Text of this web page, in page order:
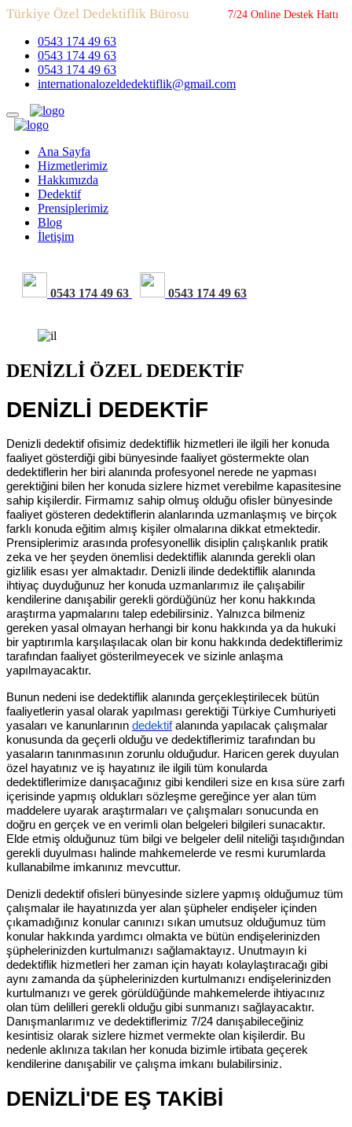
Türkiye Özel Dedektiflik Bürosu 7/24 Online Destek Hattı
0543 174 49 63
0543 174 49 63
0543 174 49 63
internationalozeldedektiflik@gmail.com
Ana Sayfa
Hizmetlerimiz
Hakkımızda
Dedektif
Prensiplerimiz
Blog
İletişim
0543 174 49 63 0543 174 49 63
DENİZLİ ÖZEL DEDEKTİF
DENİZLİ DEDEKTİF
Denizli dedektif ofisimiz dedektiflik hizmetleri ile ilgili her konuda
faaliyet gösterdiği gibi bünyesinde faaliyet göstermekte olan
dedektiflerin her biri alanında profesyonel nerede ne yapması
gerektiğini bilen her konuda sizlere hizmet verebilme kapasitesine
sahip kişilerdir. Firmamız sahip olmuş olduğu ofisler bünyesinde
faaliyet gösteren dedektiflerin alanlarında uzmanlaşmış ve birçok
farklı konuda eğitim almış kişiler olmalarına dikkat etmektedir.
Prensiplerimiz arasında profesyonellik disiplin çalışkanlık pratik
zeka ve her şeyden önemlisi dedektiflik alanında gerekli olan
gizlilik esası yer almaktadır. Denizli ilinde dedektiflik alanında
ihtiyaç duyduğunuz her konuda uzmanlarımız ile çalışabilir
kendilerine danışabilir gerekli gördüğünüz her konu hakkında
araştırma yapmalarını talep edebilirsiniz. Yalnızca bilmeniz
gereken yasal olmayan herhangi bir konu hakkında ya da hukuki
bir yaptırımla karşılaşılacak olan bir konu hakkında dedektiflerimiz
tarafından faaliyet gösterilmeyecek ve sizinle anlaşma
yapılmayacaktır.
Bunun nedeni ise dedektiflik alanında gerçekleştirilecek bütün
faaliyetlerin yasal olarak yapılması gerektiği Türkiye Cumhuriyeti
yasaları ve kanunlarının dedektifalanında yapılacak çalışmalar
konusunda da geçerli olduğu ve dedektiflerimiz tarafından bu
yasaların tanınmasının zorunlu olduğudur. Haricen gerek duyulan
özel hayatınız ve iş hayatınız ile ilgili tüm konularda
dedektiflerimize danışacağınız gibi kendileri size en kısa süre zarfı
içerisinde yapmış oldukları sözleşme gereğince yer alan tüm
maddelere uyarak araştırmaları ve çalışmaları sonucunda en
doğru en gerçek ve en verimli olan belgeleri bilgileri sunacaktır.
Elde etmiş olduğunuz tüm bilgi ve belgeler delil niteliği taşıdığından
gerekli duyulması halinde mahkemelerde ve resmi kurumlarda
kullanabilme imkanınız mevcuttur.
Denizli dedektif ofisleri bünyesinde sizlere yapmış olduğumuz tüm
çalışmalar ile hayatınızda yer alan şüpheler endişeler içinden
çıkamadığınız konular canınızı sıkan umutsuz olduğumuz tüm
konular hakkında yardımcı olmakta ve bütün endişelerinizden
şüphelerinizden kurtulmanızı sağlamaktayız. Unutmayın ki
dedektiflik hizmetleri her zaman için hayatı kolaylaştıracağı gibi
aynı zamanda da şüphelerinizden kurtulmanızı endişelerinizden
kurtulmanızı ve gerek görüldüğünde mahkemelerde ihtiyacınız
olan tüm delilleri gerekli olduğu gibi sunmanızı sağlayacaktır.
Danışmanlarımız ve dedektiflerimiz 7/24 danışabileceğiniz
kesintisiz olarak sizlere hizmet vermekte olan kişilerdir. Bu
nedenle aklınıza takılan her konuda bizimle irtibata geçerek
kendilerine danışabilir ve çalışma imkanı bulabilirsiniz.
DENİZLİ'DE EŞ TAKİBİ